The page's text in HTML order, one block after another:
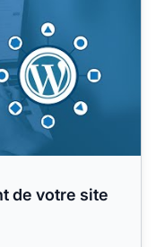
de votre site